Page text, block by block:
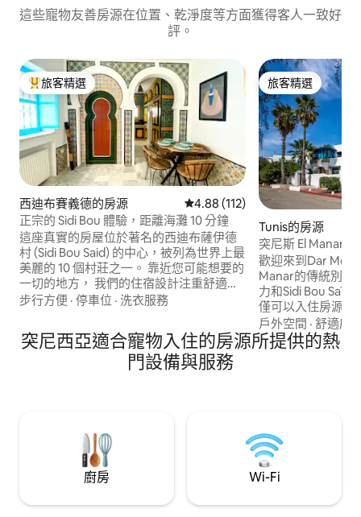
這些寵物友善房源在位置、乾淨度等方面獲得客人一致好
評。
旅客精選榜首
旅客精選
西迪布賽義德的房源 從 112 則評價中獲得 4.88 的平
4.88 (112)
正宗的 Sidi Bou 體驗，距離海灘 10 分鐘
這座真實的房屋位於著名的西迪布薩伊德
村 (Sidi Bou Said) 的中心，被列為世界上最
美麗的 10 個村莊之一。 靠近您可能想要的
一切的地方， 我們的住宿設計注重舒適、
真實的品味，尤其是實用性。 漂亮的典型
個屋頂露臺、2 間客廳、1 間廚房和 3 間浴
室。每間房間都有空調。 餐廳、商店、超
市和海灘都在 5 分鐘路程內！
步行方便 · 停車位 · 洗衣服務
旅客精選
旅客精選
Tunis的房源
突尼斯 El Manar
歡迎來到Dar
Manar的傳統別墅
力和Sidi Bou Saïd的色彩。
僅可以入住房源，
馨的突尼西亞世界中。 在陶瓷、
色和古董家具之間
個故事。 無論您是與家人、情侶或獨自一
戶外空間 ·舒適度
突尼西亞適合寵物入住的房源所提供的熱
門設備與服務
廚房 Wi-Fi